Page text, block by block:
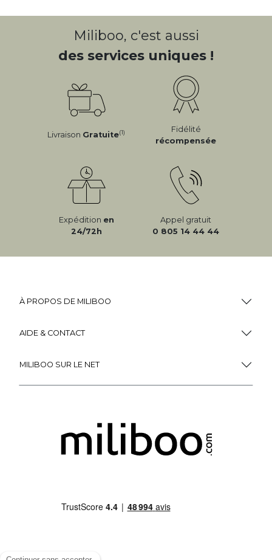
Miliboo, c'est aussi
des services uniques !
Livraison Gratuite(1)
Fidélité
récompensée
Expédition en
24/72h
Appel gratuit
0 805 14 44 44
À PROPOS DE MILIBOO
AIDE & CONTACT
MILIBOO SUR LE NET